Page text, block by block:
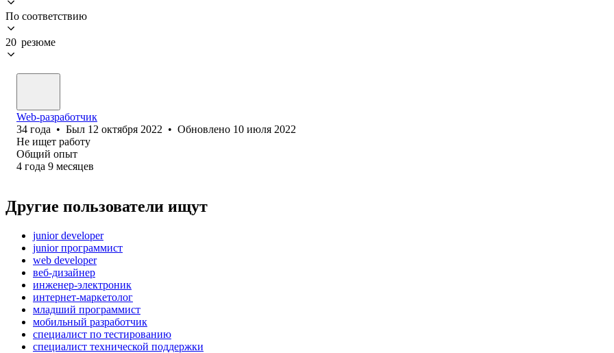
По соответствию
20 резюме
Web-разработчик
34 года • Был 12 октября 2022 • Обновлено 10 июля 2022
Не ищет работу
Общий опыт
4 года 9 месяцев
Другие пользователи ищут
junior developer
junior программист
web developer
веб-дизайнер
инженер-электроник
интернет-маркетолог
младший программист
мобильный разработчик
специалист по тестированию
специалист технической поддержки